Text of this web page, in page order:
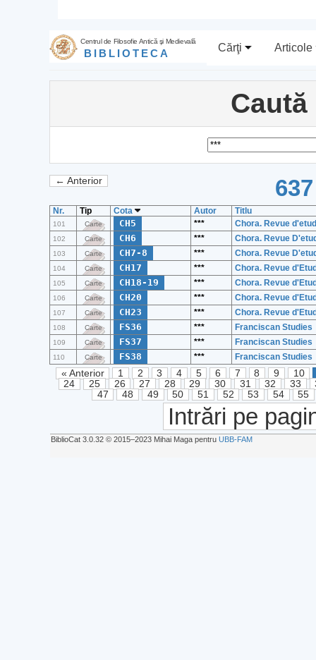
Centrul de Filosofie Antică şi Medievală
BIBLIOTECA Cărţi Articole
← Anterior
Nr. Tip Cota Autor Titlu
101 Carte CH5 *** Chora. Revue
102 Carte CH6 *** Chora. Revue
103 Carte CH7-8 *** Chora. Revue
104 Carte CH17 *** Chora. Revue
105 Carte CH18-19 *** Chora. Revue
106 Carte CH20 *** Chora. Revue
107 Carte CH23 *** Chora. Revue
108 Carte FS36 *** Franciscan Studies
109 Carte FS37 *** Franciscan Studies
110 Carte FS38 *** Franciscan Studies
« Anterior 1 2 3 4 5 6 7 8 9
10
24
25 26 27 28 29 30 31 32 33
47
48 49 50 51 52 53 54 55
Intrări pe
BiblioCat 3.0.32 © 2015‒2023 Mihai Maga pentru UBB-FAM